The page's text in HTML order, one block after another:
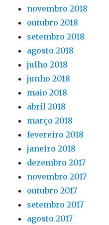
novembro 2018
outubro 2018
setembro 2018
agosto 2018
julho 2018
junho 2018
maio 2018
abril 2018
março 2018
fevereiro 2018
janeiro 2018
dezembro 2017
novembro 2017
outubro 2017
setembro 2017
agosto 2017